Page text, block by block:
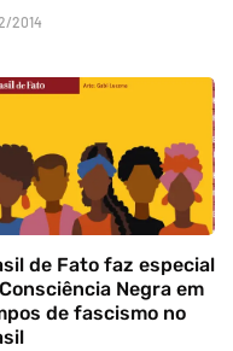
2014
de Fato faz especial
Negra em
de fascismo no